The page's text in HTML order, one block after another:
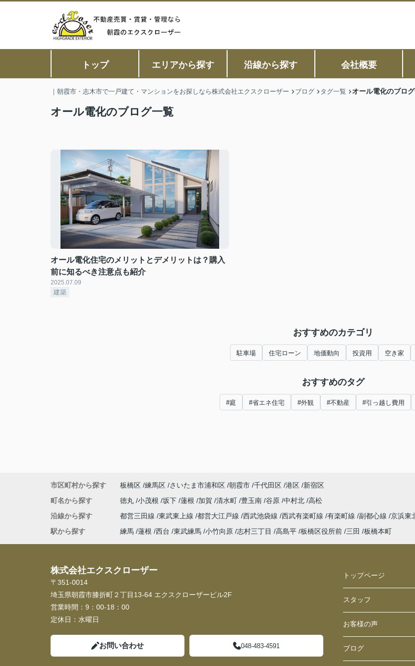
トップ エリアから探す 沿線から探す 会社概要
｜朝霞市・志木市で一戸建て・マンションをお探しなら株式会社エクスクローザー ブログ タグ一覧 オール電化のブロ
オール電化のブログ一覧
オール電化住宅のメリットとデメリットは？購入
前に知るべき注意点も紹介
2025.07.09
建築
おすすめのカテゴリ
駐車場 住宅ローン 地価動向 投資用 空き家
おすすめのタグ
#庭 #省エネ住宅 #外観 #不動産 #引っ越し費用
市区町村から探す 板橋区 練馬区 さいたま市浦和区 朝霞市 千代田区 港区 新宿区
町名から探す
徳丸 小茂根 坂下 蓮根 加賀 清水町 豊玉南 谷原 中村北 高松
沿線から探す
都営三田線 東武東上線 都営大江戸線 西武池袋線 西武有楽町線 有楽町線 副都心線 京浜東
駅から探す
練馬 蓮根 西台 東武練馬 小竹向原 志村三丁目 高島平 板橋区役所前 三田 板橋本町
株式会社エクスクローザー
〒351-0014
埼玉県朝霞市膝折町２丁目13-64 エクスクローザービル2F
営業時間： 9：00-18：00
定休日： 水曜日
お問い合わせ 048-483-4591
トップページ
スタッフ
お客様の声
ブログ